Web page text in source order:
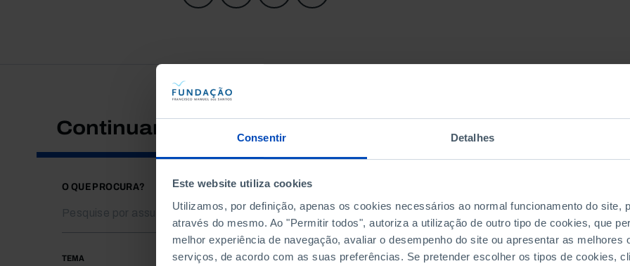
Consentir Detalhes
Este website utiliza cookies
Utilizamos, por definição, apenas os cookies necessários ao normal funcionamento do site,
através do mesmo. Ao "Permitir todos", autoriza a utilização de outro tipo de cookies, que
melhor experiência de navegação, avaliar o desempenho do site ou apresentar as melhores
serviços, de acordo com as suas preferências. Se pretender escolher os tipos de cookies,
Continuar a pesquisar
O QUE PROCURA?
TEMA